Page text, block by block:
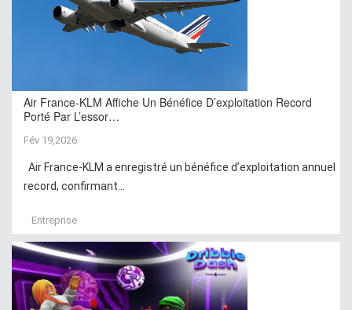
Air France-KLM Affiche Un Bénéfice D’exploitation Record
Porté Par L’essor…
Fév 19,2026
Air France-KLM a enregistré un bénéfice d’exploitation annuel
record, confirmant...
Entreprise